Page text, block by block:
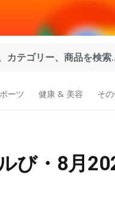
カテゴリー、商品を検索
ーツ 健康 & 美容 そ
び・8月